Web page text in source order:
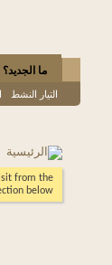
ما الجديد؟
التيار النشط
from the
below.